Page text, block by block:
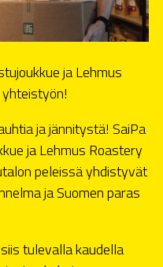
ja Lehmus
ja jännitystä! SaiPa
ja Lehmus Roastery
peleissä yhdistyvät
ja Suomen paras
tulevalla kaudella